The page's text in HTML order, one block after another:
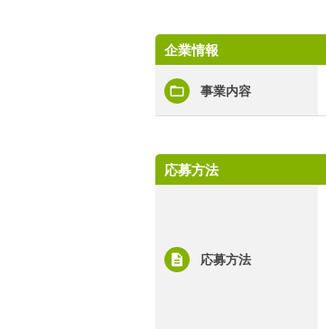
企業情報
事業内容
応募方法
応募方法